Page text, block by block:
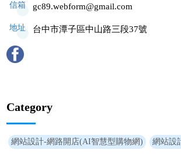
信箱 gc89.webform@gmail.com
地址 台中市潭子區中山路三段37號
Category
網站設計-網路開店(AI智慧型購物網) 網站設